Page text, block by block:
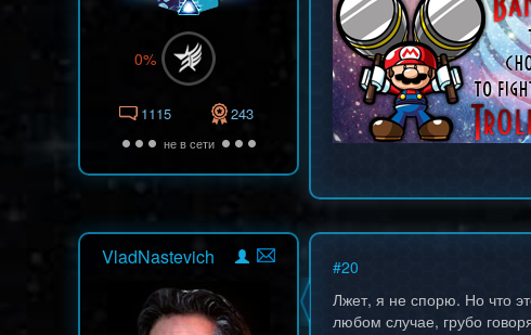
0%
1115 243
не в сети
VladNastevich #20
Лжет, я не спорю. Но что
любом случае, грубо